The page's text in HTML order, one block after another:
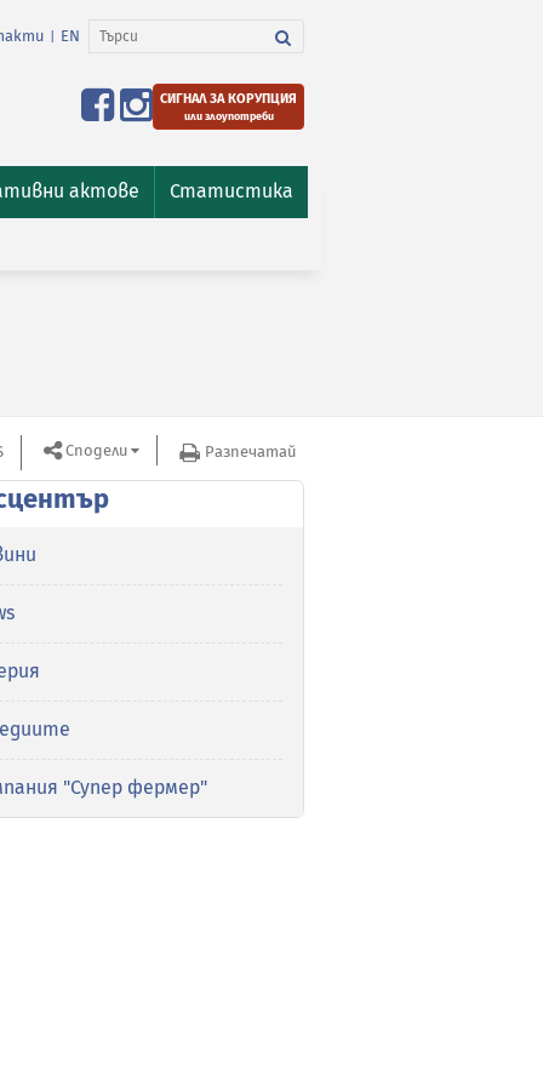
EN
СИГНАЛ ЗА КОРУПЦИЯ
или злоупотреби
актове Статистика
Сподели Разпечатай
"Супер фермер"